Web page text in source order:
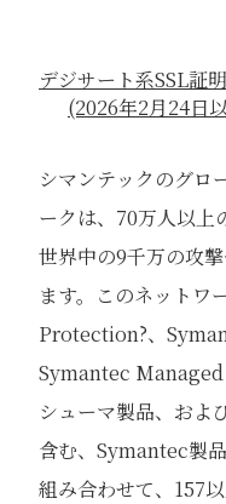
デジサート系SSL証
(2026年2月24日
シマンテックのグロ
ークは、70万人以上
世界中の9千万の攻
ます。このネット
Protection?、
Symantec
シューマ製品、およ
含む、Symantec製
組み合わせて、157